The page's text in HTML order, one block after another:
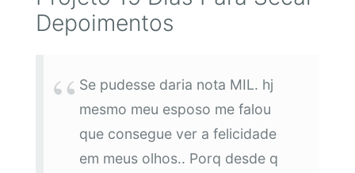
Depoimentos
Se pudesse daria nota MIL. hj
mesmo meu esposo me falou
que consegue ver a felicidade
em meus olhos.. Porq desde q